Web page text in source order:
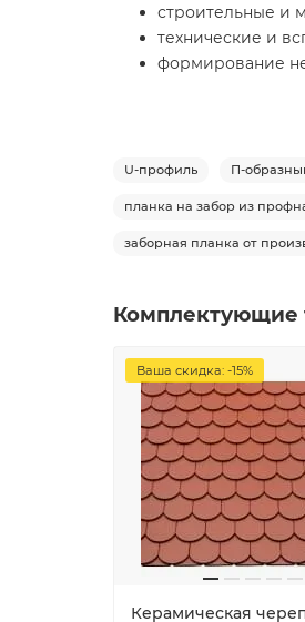
строительные и
технические и
формирование
U-профиль П-
планка на забор из
заборная планка от
Комплектующие
Ваша скидка: -15%
Керамическая